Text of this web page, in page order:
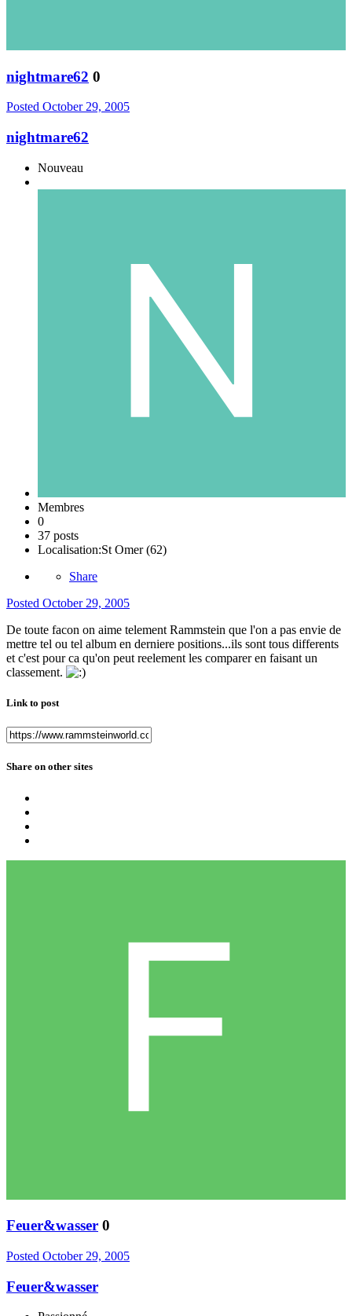
nightmare62 0
Posted October 29, 2005
nightmare62
Nouveau
Membres
0
37 posts
Localisation:St Omer (62)
Share
Posted October 29, 2005
De toute facon on aime telement Rammstein que l'on a pas envie de
mettre tel ou tel album en derniere positions...ils sont tous differents
et c'est pour ca qu'on peut reelement les comparer en faisant un
classement.
Link to post
Share on other sites
Feuer&wasser 0
Posted October 29, 2005
Feuer&wasser